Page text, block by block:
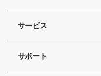
サービス
サポート